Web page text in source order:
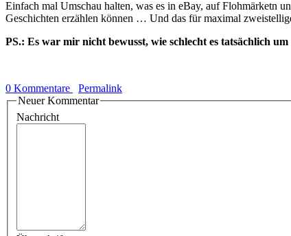
Einfach mal Umschau halten, was es in eBay, auf Flohmärketn
Geschichten erzählen können … Und das für maximal
PS.: Es war mir nicht bewusst, wie schlecht es tatsächlich
0 Kommentare
Permalink
Neuer Kommentar
Nachricht